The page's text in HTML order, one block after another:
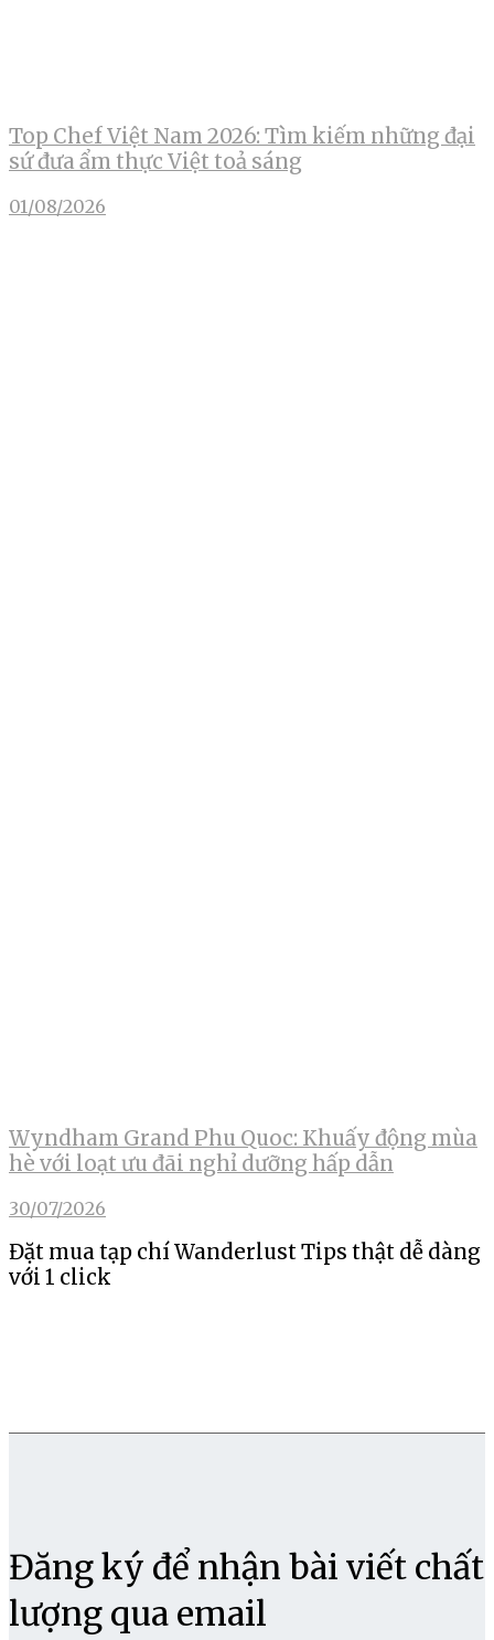
Top Chef Việt Nam 2026: Tìm kiếm những đại
sứ đưa ẩm thực Việt toả sáng
01/08/2026
Wyndham Grand Phu Quoc: Khuấy động mùa
hè với loạt ưu đãi nghỉ dưỡng hấp dẫn
30/07/2026
Đặt mua tạp chí Wanderlust Tips thật dễ dàng
với 1 click
Đăng ký để nhận bài viết chất
lượng qua email